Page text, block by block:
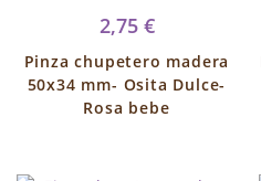
2,75 €
Pinza chupetero madera
50x34 mm- Osita Dulce-
Rosa bebe